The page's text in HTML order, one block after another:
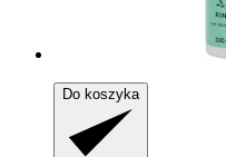
Do koszyka